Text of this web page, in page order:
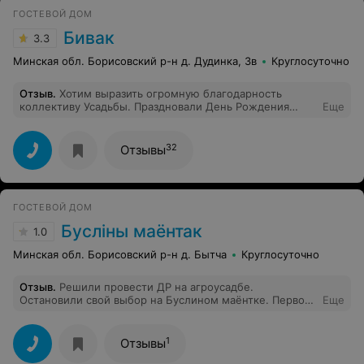
ГОСТЕВОЙ ДОМ
3.3 Бивак
Минская обл. Борисовский р-н д. Дудинка, 3в Круглосуточно
Отзыв. Хотим выразить огромную благодарность
коллективу Усадьбы. Праздновали День Рождения
Вероника проявили большой профессионализм, были
внимательны и предупредительны к каждому гостю.
Атмосфера уюта и тепла-вот главное ощущение от
посещения Бивака. Спасибо.
Еще
Отзывы32
ГОСТЕВОЙ ДОМ
1.0 Буслiны маёнтак
Минская обл. Борисовский р-н д. Бытча Круглосуточно
Отзыв. Решили провести ДР на агроусадбе.
Остановили свой выбор на Буслином маёнтке. Первое
музей, костюмы 18 века в которые можно переодеться
и пофотографироваться.Хорошая баня, но бассейн
хозяин отказался наполнять вроде по соображениям
Еще
Отзывы1